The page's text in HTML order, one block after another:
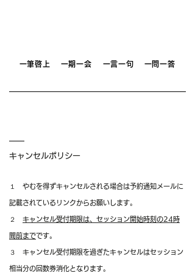
一筆啓上 一期一会 一言一句 一問一答
​キャンセルポリシー
​１ やむを得ずキャンセルされる場合は予約通知メールに
記載されているリンクからお願いします。
２ キャンセル受付期限は、セッション開始時刻の24時
間前までです。
３ キャンセル受付期限を過ぎたキャンセルはセッション
相当分の回数券消化となります。